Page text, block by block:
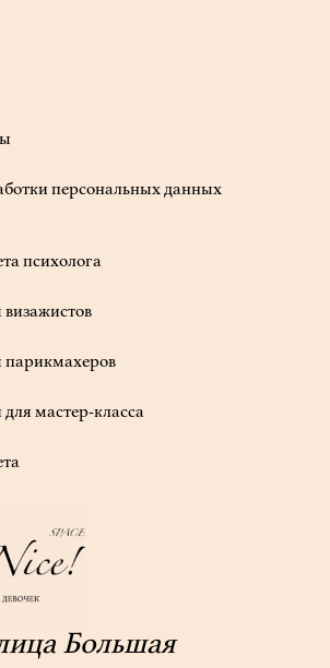
персональных данных
психолога
парикмахеров
мастер-класса
Большая